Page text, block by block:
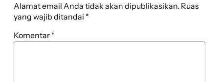
Alamat email Anda tidak akan dipublikasikan. Ruas
yang wajib ditandai *
Komentar *